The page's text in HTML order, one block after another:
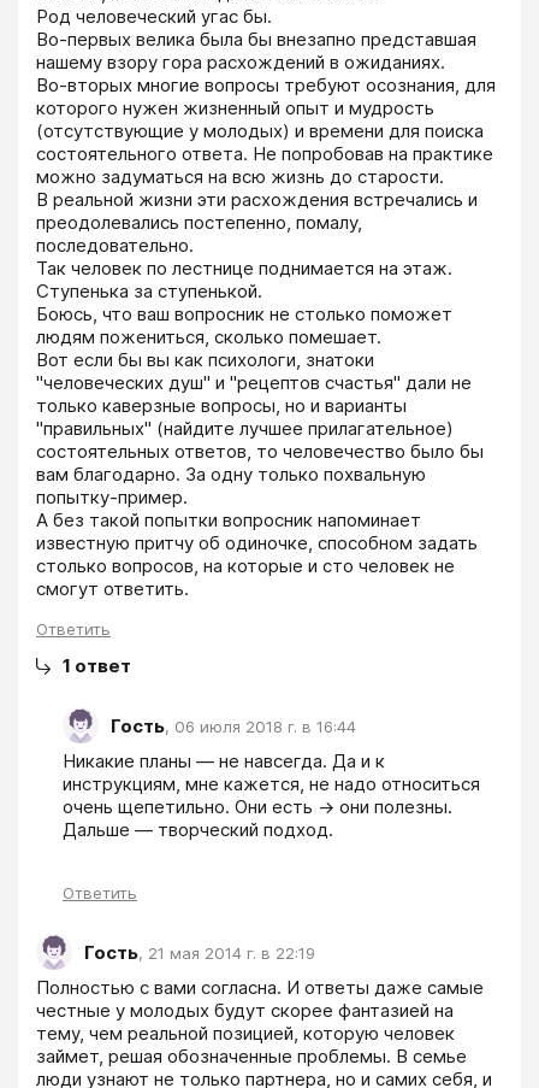
Род человеческий угас бы.
Во-первых велика была бы внезапно представшая
нашему взору гора расхождений в ожиданиях.
Во-вторых многие вопросы требуют осознания, для
которого нужен жизненный опыт и мудрость
(отсутствующие у молодых) и времени для поиска
состоятельного ответа. Не попробовав на практике
можно задуматься на всю жизнь до старости.
В реальной жизни эти расхождения встречались и
преодолевались постепенно, помалу,
последовательно.
Так человек по лестнице поднимается на этаж.
Ступенька за ступенькой.
Боюсь, что ваш вопросник не столько поможет
людям пожениться, сколько помешает.
Вот если бы вы как психологи, знатоки
"человеческих душ" и "рецептов счастья" дали не
только каверзные вопросы, но и варианты
"правильных" (найдите лучшее прилагательное)
состоятельных ответов, то человечество было бы
вам благодарно. За одну только похвальную
попытку-пример.
А без такой попытки вопросник напоминает
известную притчу об одиночке, способном задать
столько вопросов, на которые и сто человек не
смогут ответить.
Ответить
1 ответ
Гость, 06 июля 2018 г. в 16:44
Никакие планы — не навсегда. Да и к
инструкциям, мне кажется, не надо относиться
очень щепетильно. Они есть -> они полезны.
Дальше — творческий подход.
Ответить
Гость, 21 мая 2014 г. в 22:19
Полностью с вами согласна. И ответы даже самые
честные у молодых будут скорее фантазией на
тему, чем реальной позицией, которую человек
займет, решая обозначенные проблемы. В семье
люди узнают не только партнера, но и самих себя, и